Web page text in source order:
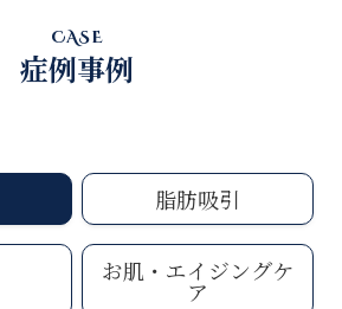
CASE
症例事例
脂肪吸引
お肌・エイジングケ
ア